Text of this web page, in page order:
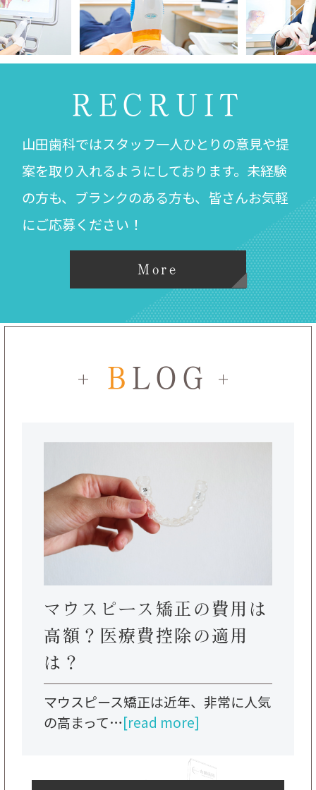
RECRUIT
山田歯科ではスタッフ一人ひとりの意見や提
案を取り入れるようにしております。未経験
の方も、ブランクのある方も、皆さんお気軽
にご応募ください！
More
B LOG
マウスピース矯正の費用は
高額？医療費控除の適用
は？
マウスピース矯正は近年、非常に人気
の高まって…[read more]